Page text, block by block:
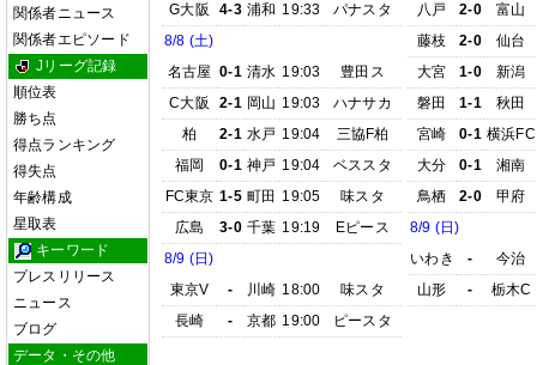
関係者ニュース
関係者エピソード
Jリーグ記録
順位表
勝ち点
得点ランキング
得失点
年齢構成
星取表
キーワード
プレスリリース
ニュース
ブログ
データ・その他
G大阪
4-3 浦和 19:33
パナスタ
8/8 (土)
名古屋 0-1 清水 19:03
豊田ス
C大阪
2-1 岡山 19:03
ハナサカ
柏
2-1 水戸 19:04
三協F柏
福岡
0-1 神戸 19:04
ベススタ
FC東京 1-5 町田 19:05
味スタ
広島
3-0 千葉 19:19
Eピース
8/9 (日)
東京V
- 川崎 18:00
味スタ
長崎
- 京都 19:00 ピースタ
八戸
2-0
富山
藤枝
2-0
仙台
大宮
1-0
新潟
磐田
1-1
秋田
宮崎
0-1 横浜FC
大分
0-1
湘南
鳥栖
2-0
甲府
8/9 (日)
いわき
-
今治
山形
- 栃木C